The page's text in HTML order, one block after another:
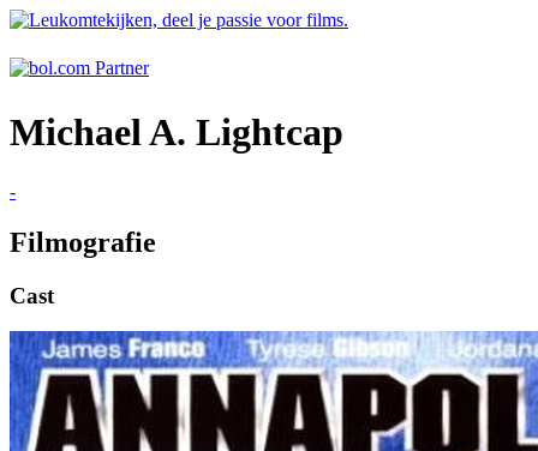
Michael A. Lightcap
-
Filmografie
Cast